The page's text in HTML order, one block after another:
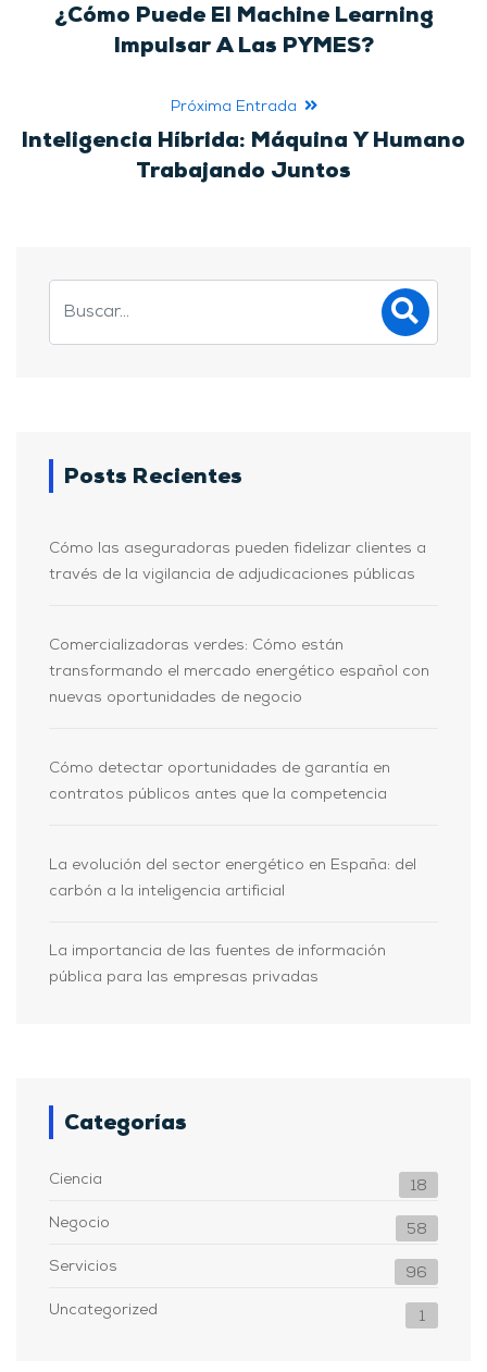
¿Cómo Puede El Machine Learning
Impulsar A Las PYMES?
Próxima Entrada
Inteligencia Híbrida: Máquina Y Humano
Trabajando Juntos
Posts Recientes
Cómo las aseguradoras pueden fidelizar clientes a
través de la vigilancia de adjudicaciones públicas
Comercializadoras verdes: Cómo están
transformando el mercado energético español con
nuevas oportunidades de negocio
Cómo detectar oportunidades de garantía en
contratos públicos antes que la competencia
La evolución del sector energético en España: del
carbón a la inteligencia artificial
La importancia de las fuentes de información
pública para las empresas privadas
Categorías
Ciencia 18
Negocio 58
Servicios 96
Uncategorized 1